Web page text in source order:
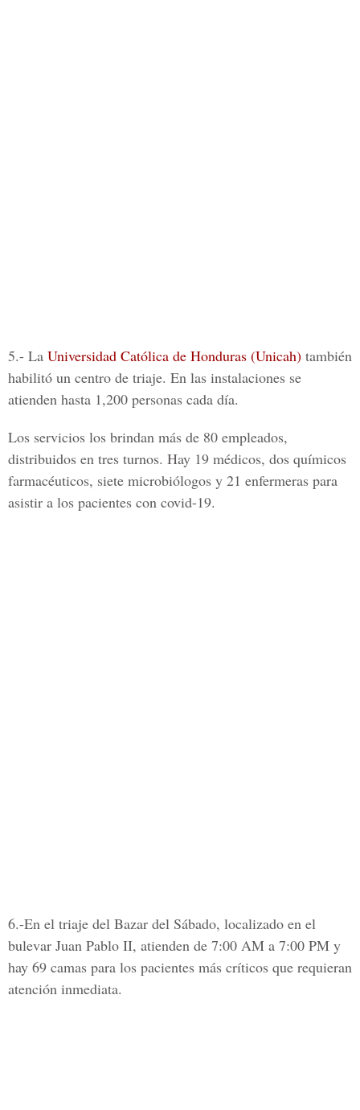
5.- La Universidad Católica de Honduras (Unicah) también
habilitó un centro de triaje. En las instalaciones se
atienden hasta 1,200 personas cada día.
Los servicios los brindan más de 80 empleados,
distribuidos en tres turnos. Hay 19 médicos, dos químicos
farmacéuticos, siete microbiólogos y 21 enfermeras para
asistir a los pacientes con covid-19.
6.-En el triaje del Bazar del Sábado, localizado en el
bulevar Juan Pablo II, atienden de 7:00 AM a 7:00 PM y
hay 69 camas para los pacientes más críticos que requieran
atención inmediata.